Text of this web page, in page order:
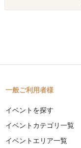
一般ご利用者様
イベントを探す
イベントカテゴリ一覧
イベントエリア一覧